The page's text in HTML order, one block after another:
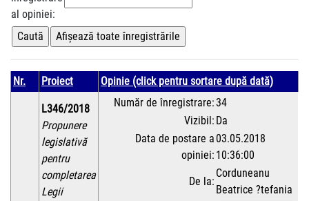
al opiniei:
Nr. Proiect Opinie (click pentru sortare după dată)
L346/2018
Propunere
legislativă
pentru
completarea
Legii
Număr de înregistrare:34
Vizibil: Da
Data de postare a
opiniei:
03.05.2018
10:36:00
De la:
Corduneanu
Beatrice ?tefania